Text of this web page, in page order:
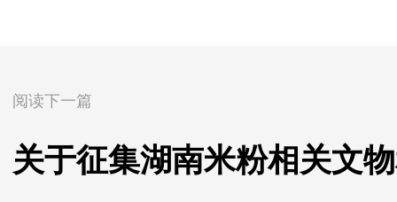
阅读下一篇
关于征集湖南米粉相关文